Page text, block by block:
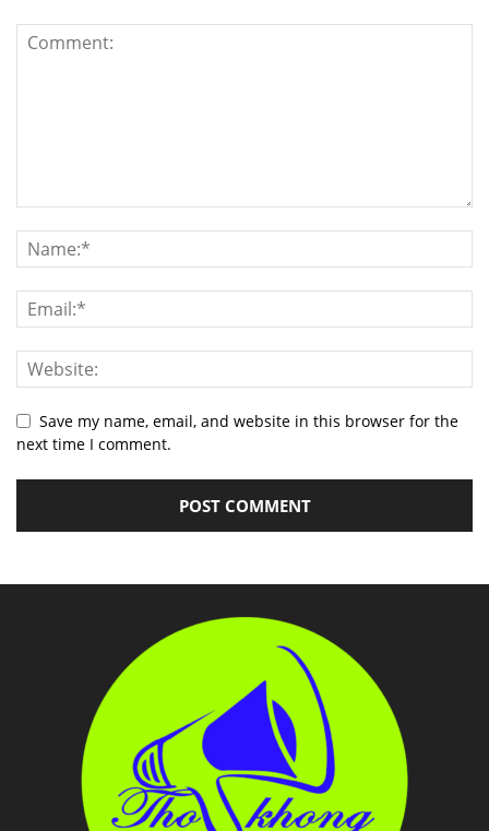
Save my name, email, and website in this browser for the
next time I comment.